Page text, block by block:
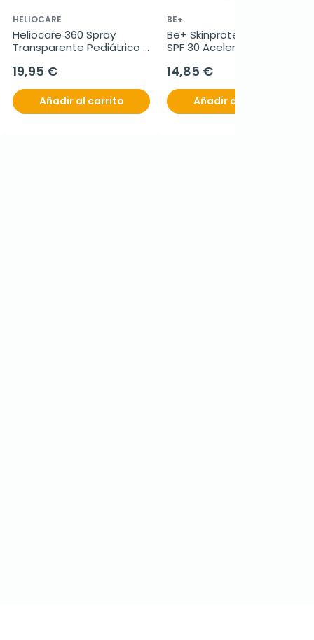
HELIOCARE
Heliocare 360 Spray
Transparente Pediátrico
19,95 €
Añadir al carrito
BE+
Be+ Skinprotect Bifásico
SPF 30 Acelerador
14,85 €
Añadir al carrito